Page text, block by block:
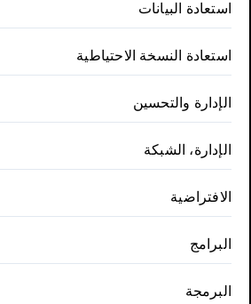
استعادة البيانات
استعادة النسخة الاحتياطية
الإدارة والتحسين
الإدارة، الشبكة
الافتراضية
البرامج
البرمجة